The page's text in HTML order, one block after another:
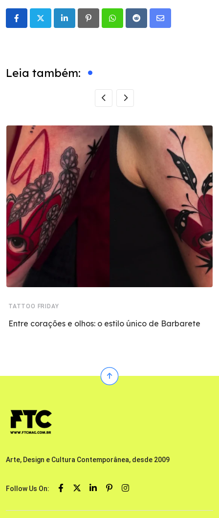
LinkedIn PinterestWhatsappRedditShare
Leia também:
TATTOO FRIDAY
Entre corações e olhos: o estilo único de Barbarete
Arte, Design e Cultura Contemporânea, desde 2009
Follow Us On: